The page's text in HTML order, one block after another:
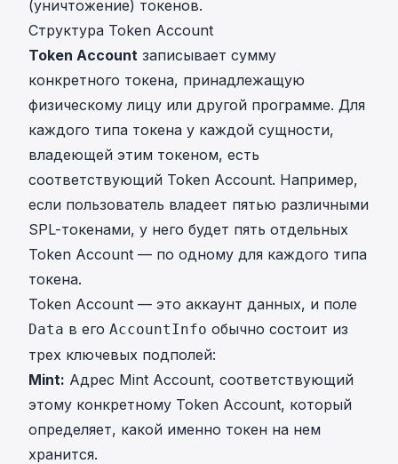
(уничтожение) токенов.
Структура Token Account
Token Account записывает сумму
конкретного токена, принадлежащую
физическому лицу или другой программе. Для
каждого типа токена у каждой сущности,
владеющей этим токеном, есть
соответствующий Token Account. Например,
если пользователь владеет пятью различными
SPL-токенами, у него будет пять отдельных
Token Account — по одному для каждого типа
токена.
Token Account — это аккаунт данных, и поле
Data в его AccountInfo обычно состоит из
трех ключевых подполей:
Mint: Адрес Mint Account, соответствующий
этому конкретному Token Account, который
определяет, какой именно токен на нем
хранится.